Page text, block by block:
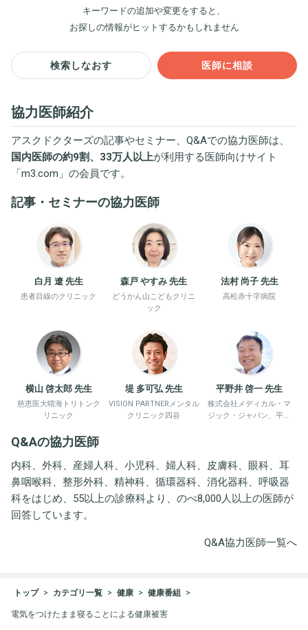
キーワードの追加や変更をすると、
お探しの情報がヒットするかもしれません
検索しなおす 医師に相談
協力医師紹介
アスクドクターズの記事やセミナー、Q&Aでの協力医師は、
国内医師の約9割、33万人以上が利用する医師向けサイト
「m3.com 」の会員です。
記事・セミナーの協力医師
白月 遼 先生
患者目線のクリニック
森戸 やすみ 先生
どうかん山こどもクリニ
ック
法村 尚子 先生
高松赤十字病院
横山 啓太郎 先生
慈恵医大晴海トリトンク
リニック
堤 多可弘 先生
VISION PARTNERメンタル
クリニック四谷
平野井 啓一 先生
株式会社メディカル・マ
ジック・ジャパン、平野
Q&Aの協力医師
内科、外科、産婦人科、小児科、婦人科、皮膚科、眼科、耳
鼻咽喉科、整形外科、精神科、循環器科、消化器科、呼吸器
科をはじめ、55以上の診療科より、のべ8,000人以上の医師が
回答しています。
Q&A協力医師一覧へ
トップ カテゴリ一覧 健康 健康番組
電気をつけたまま寝ることによる健康被害